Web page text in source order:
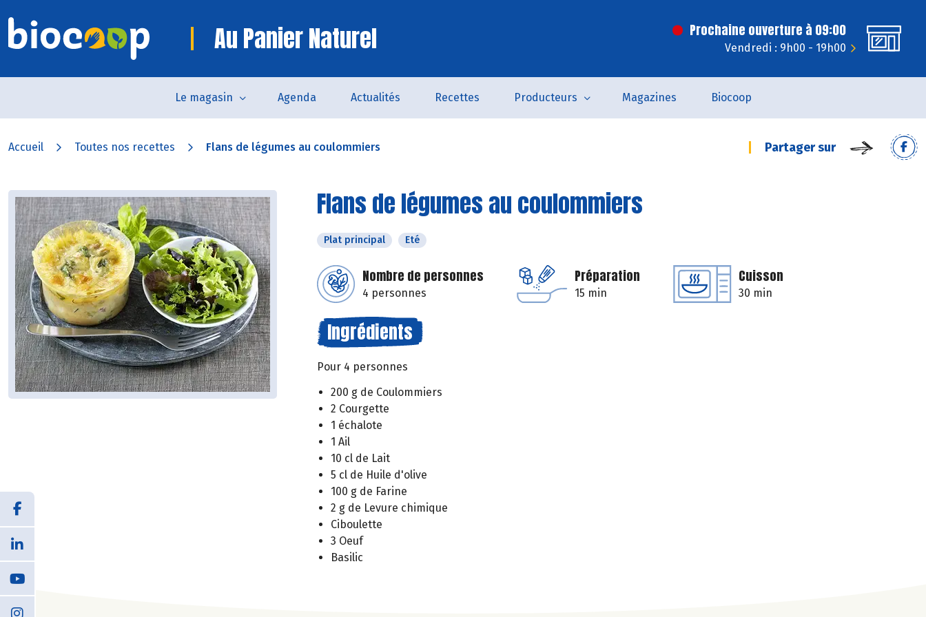
Au Panier Naturel Prochaine ouverture à 09:00
Vendredi : 9h00 - 19h00
Le magasin Agenda Actualités Recettes Producteurs Magazines Biocoop
Accueil Toutes nos recettes Flans de légumes au coulommiers Partager sur
Flans de légumes au coulommiers
Plat principal Eté
Nombre de personnes
4 personnes
Préparation
15 min
Cuisson
30 min
Ingrédients
Pour 4 personnes
200 g de Coulommiers
2 Courgette
1 échalote
1 Ail
10 cl de Lait
5 cl de Huile d'olive
100 g de Farine
2 g de Levure chimique
Ciboulette
3 Oeuf
Basilic